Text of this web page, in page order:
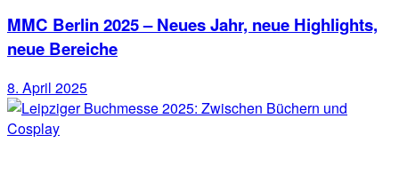
MMC Berlin 2025 – Neues Jahr, neue Highlights,
neue Bereiche
8. April 2025